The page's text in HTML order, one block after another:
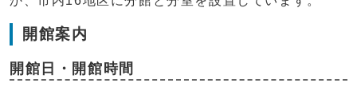
開館案内
開館日・開館時間